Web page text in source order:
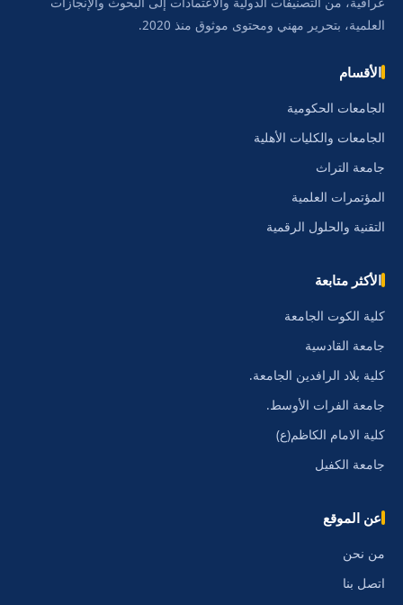
العلمية، بتحرير مهني ومحتوى موثوق منذ 2020.
الأقسام
الجامعات الحكومية
الجامعات والكليات الأهلية
جامعة التراث
المؤتمرات العلمية
التقنية والحلول الرقمية
الأكثر متابعة
كلية الكوت الجامعة
جامعة القادسية
كلية بلاد الرافدين الجامعة.
جامعة الفرات الأوسط.
كلية الامام الكاظم(ع)
جامعة الكفيل
عن الموقع
من نحن
اتصل بنا